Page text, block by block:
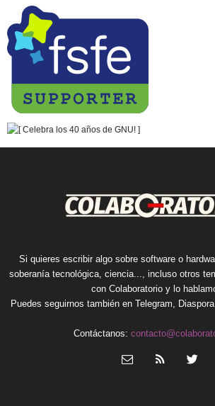
Si quieres escribir algo sobre software o
soberanía tecnológica, ciencia..., incluso otros
con Colaboratorio y lo
Puedes seguirnos también en Telegram, Diaspora
Contáctanos: